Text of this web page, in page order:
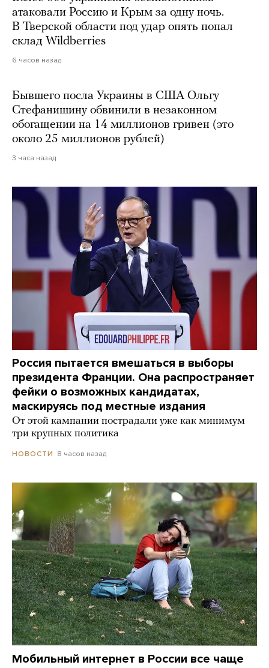
атаковали Россию и Крым за одну ночь.
В Тверской области под удар опять попал
склад Wildberries
6 часов назад
Бывшего посла Украины в США Ольгу
Стефанишину обвинили в незаконном
обогащении на 14 миллионов гривен (это
около 25 миллионов рублей)
3 часа назад
Россия пытается вмешаться в выборы
президента Франции. Она распространяет
фейки о возможных кандидатах,
маскируясь под местные издания
От этой кампании пострадали уже как минимум
три крупных политика
НОВОСТИ 8 часов назад
Мобильный интернет в России все чаще